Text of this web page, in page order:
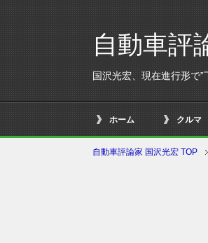
自動車評
国沢光宏、現在進行形で
ホーム クルマ
自動車評論家 国沢光宏 TOP